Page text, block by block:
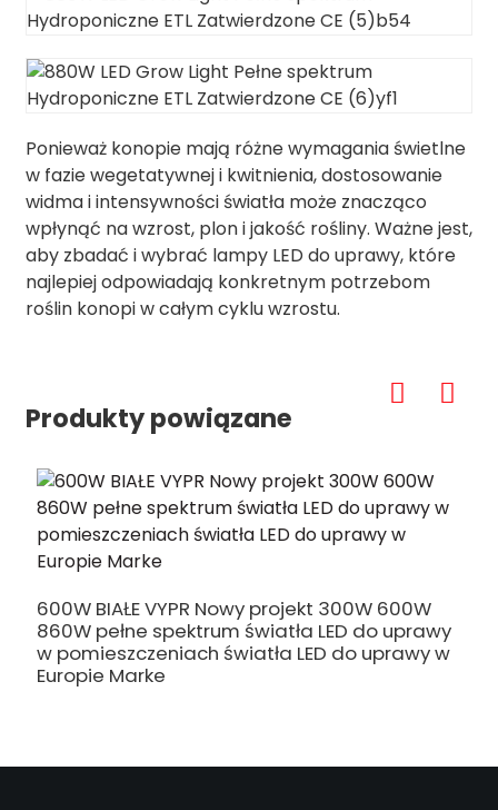
Ponieważ konopie mają różne wymagania świetlne
w fazie wegetatywnej i kwitnienia, dostosowanie
widma i intensywności światła może znacząco
wpłynąć na wzrost, plon i jakość rośliny. Ważne jest,
aby zbadać i wybrać lampy LED do uprawy, które
najlepiej odpowiadają konkretnym potrzebom
roślin konopi w całym cyklu wzrostu.
Produkty powiązane
600W BIAŁE VYPR Nowy projekt 300W 600W
860W pełne spektrum światła LED do uprawy
w pomieszczeniach światła LED do uprawy w
Europie Marke